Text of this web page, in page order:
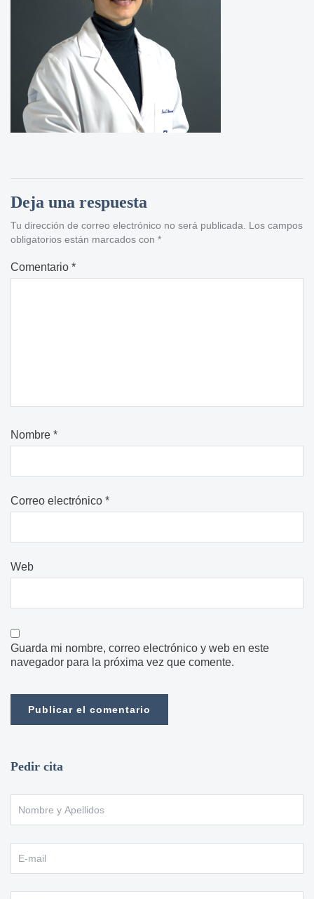
Deja una respuesta
Tu dirección de correo electrónico no será publicada.
Los campos
obligatorios están marcados con *
Comentario *
Nombre *
Correo electrónico *
Web
Guarda mi nombre, correo electrónico y web en este
navegador para la próxima vez que comente.
Pedir cita